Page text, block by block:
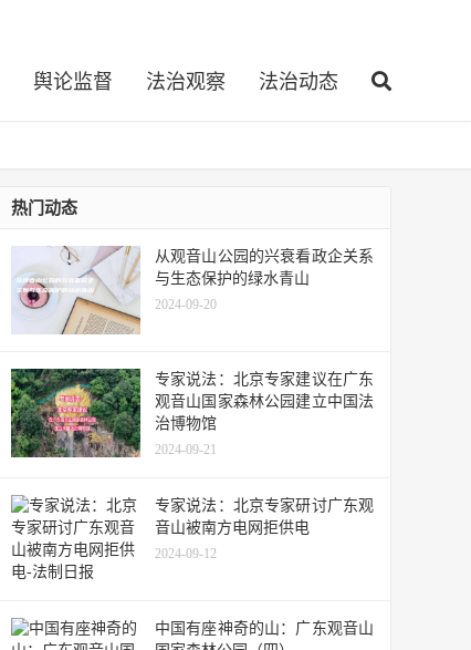
舆论监督 法治观察 法治动态
热门动态
从观音山公园的兴衰看政企关系
与生态保护的绿水青山
2024-09-20
专家说法：北京专家建议在广东
观音山国家森林公园建立中国法
治博物馆
2024-09-21
专家说法：北京专家研讨广东观
音山被南方电网拒供电
2024-09-12
中国有座神奇的山：广东观音山